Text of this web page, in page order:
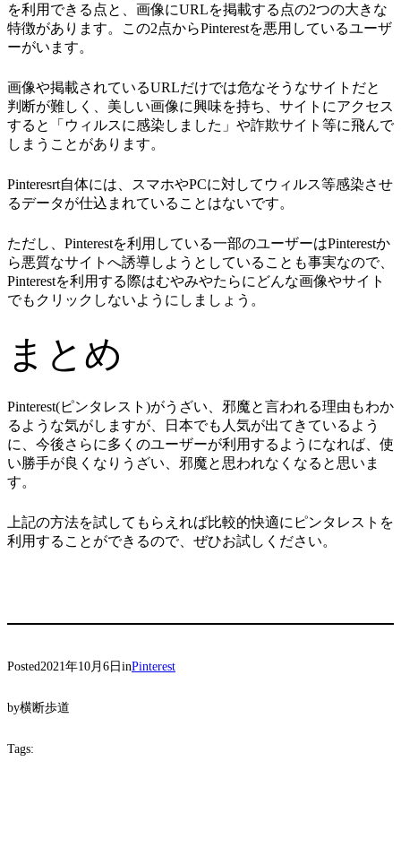
を利用できる点と、画像にURLを掲載する点の2つの大きな
特徴があります。この2点からPinterestを悪用しているユーザ
ーがいます。
画像や掲載されているURLだけでは危なそうなサイトだと
判断が難しく、美しい画像に興味を持ち、サイトにアクセス
すると「ウィルスに感染しました」や詐欺サイト等に飛んで
しまうことがあります。
Pinteresrt自体には、スマホやPCに対してウィルス等感染させ
るデータが仕込まれていることはないです。
ただし、Pinterestを利用している一部のユーザーはPinterestか
ら悪質なサイトへ誘導しようとしていることも事実なので、
Pinterestを利用する際はむやみやたらにどんな画像やサイト
でもクリックしないようにしましょう。
まとめ
Pinterest(ピンタレスト)がうざい、邪魔と言われる理由もわか
るような気がしますが、日本でも人気が出てきているよう
に、今後さらに多くのユーザーが利用するようになれば、使
い勝手が良くなりうざい、邪魔と思われなくなると思いま
す。
上記の方法を試してもらえれば比較的快適にピンタレストを
利用することができるので、ぜひお試しください。
Posted2021年10月6日inPinterest
by横断歩道
Tags: